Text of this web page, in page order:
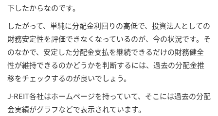
下したからなのです。
したがって、単純に分配金利回りの高低で、投資法人としての
財務安定性を評価できなくなっているのが、今の状況です。そ
のなかで、安定した分配金支払を継続できるだけの財務健全
性が維持できるのかどうかを判断するには、過去の分配金推
移をチェックするのが良いでしょう。
J-REIT各社はホームページを持っていて、そこには過去の分配
金実績がグラフなどで表示されています。